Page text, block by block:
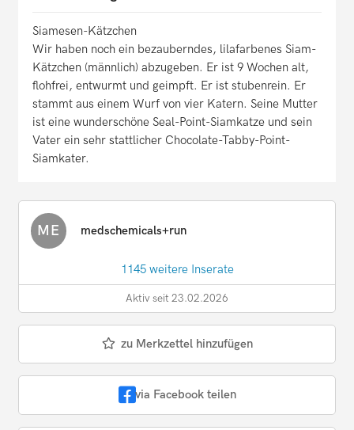
Siamesen-Kätzchen
Wir haben noch ein bezauberndes, lilafarbenes Siam-
Kätzchen (männlich) abzugeben. Er ist 9 Wochen alt,
flohfrei, entwurmt und geimpft. Er ist stubenrein. Er
stammt aus einem Wurf von vier Katern. Seine Mutter
ist eine wunderschöne Seal-Point-Siamkatze und sein
Vater ein sehr stattlicher Chocolate-Tabby-Point-
Siamkater.
ME medschemicals+run
1145 weitere Inserate
Aktiv seit 23.02.2026
zu Merkzettel hinzufügen
via Facebook teilen